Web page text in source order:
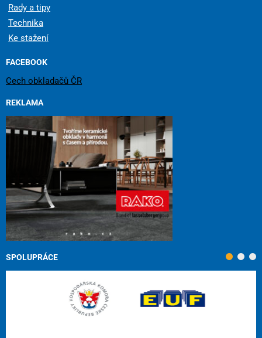
Rady a tipy
Technika
Ke stažení
FACEBOOK
Cech obkladačů ČR
REKLAMA
SPOLUPRÁCE